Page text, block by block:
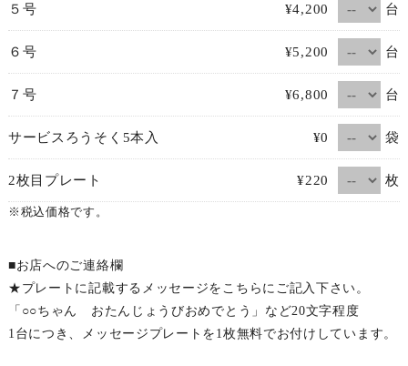
５号 ¥4,200 台
６号 ¥5,200 台
７号 ¥6,800 台
サービスろうそく5本入 ¥0 袋
2枚目プレート ¥220 枚
※税込価格です。
■お店へのご連絡欄
★プレートに記載するメッセージをこちらにご記入下さい。
「○○ちゃん おたんじょうびおめでとう」など20文字程度
1台につき、メッセージプレートを1枚無料でお付けしています。